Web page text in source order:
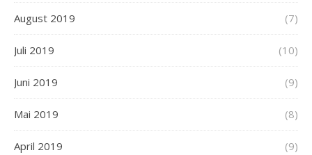
August 2019 (7)
Juli 2019 (10)
Juni 2019 (9)
Mai 2019 (8)
April 2019 (9)